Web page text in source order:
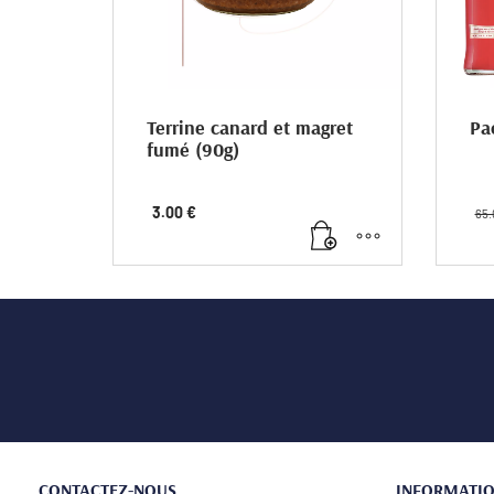
Terrine canard et magret
fumé (90g)
3.00€
CONTACTEZ-NOUS